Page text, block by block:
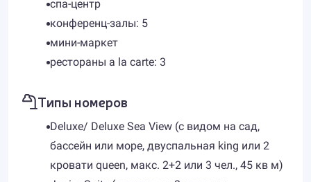
спа-центр
конференц-залы: 5
мини-маркет
рестораны a la carte: 3
Типы номеров
Deluxe/ Deluxe Sea View (с видом на сад,
бассейн или море, двуспальная king или 2
кровати queen, макс. 2+2 или 3 чел., 45 кв м)